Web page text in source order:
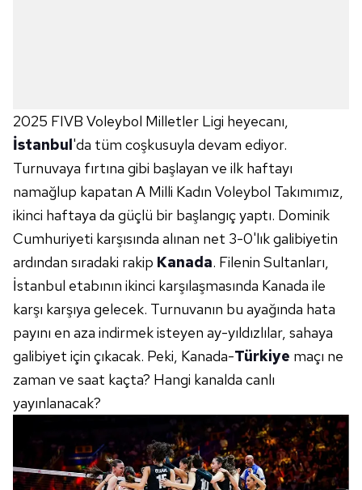
2025 FIVB Voleybol Milletler Ligi heyecanı,
İstanbul'da tüm coşkusuyla devam ediyor.
Turnuvaya fırtına gibi başlayan ve ilk haftayı
namağlup kapatan A Milli Kadın Voleybol Takımımız,
ikinci haftaya da güçlü bir başlangıç yaptı. Dominik
Cumhuriyeti karşısında alınan net 3-0'lık galibiyetin
ardından sıradaki rakip Kanada. Filenin Sultanları,
İstanbul etabının ikinci karşılaşmasında Kanada ile
karşı karşıya gelecek. Turnuvanın bu ayağında hata
payını en aza indirmek isteyen ay-yıldızlılar, sahaya
galibiyet için çıkacak. Peki, Kanada-Türkiye maçı ne
zaman ve saat kaçta? Hangi kanalda canlı
yayınlanacak?